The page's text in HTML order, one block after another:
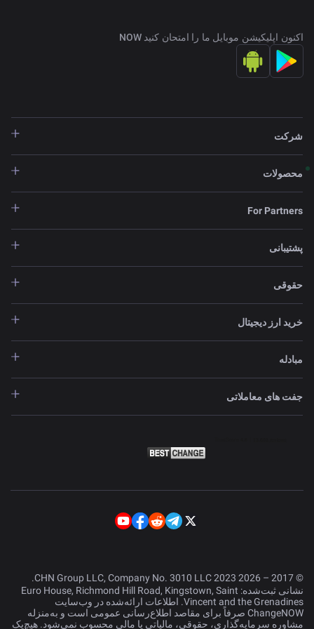
اکنون اپلیکیشن موبایل ما را امتحان کنید NOW
شرکت
محصولات
For Partners
پشتیبانی
حقوقی
خرید ارز دیجیتال
مبادله
جفت های معاملاتی
© 2017 – 2026 CHN Group LLC, Company No. 3010 LLC 2023.
نشانی ثبت‌شده: Euro House, Richmond Hill Road, Kingstown, Saint
Vincent and the Grenadines. اطلاعات ارائه‌شده در وب‌سایت
ChangeNOW صرفاً برای مقاصد اطلاع‌رسانی عمومی است و به‌منزله
مشاوره سرمایه‌گذاری، حقوقی، مالیاتی یا مالی محسوب نمی‌شود. هیچ‌یک